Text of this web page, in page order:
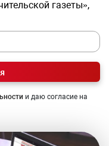
газеты»,
и даю согласие на